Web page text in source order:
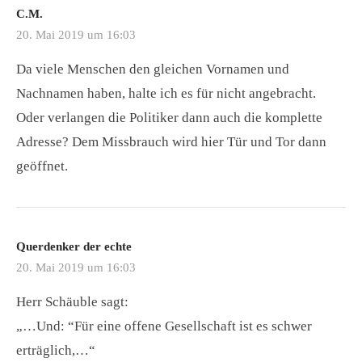
C.M.
20. Mai 2019 um 16:03
Da viele Menschen den gleichen Vornamen und
Nachnamen haben, halte ich es für nicht angebracht.
Oder verlangen die Politiker dann auch die komplette
Adresse? Dem Missbrauch wird hier Tür und Tor dann
geöffnet.
Querdenker der echte
20. Mai 2019 um 16:03
Herr Schäuble sagt:
„…Und: “Für eine offene Gesellschaft ist es schwer
erträglich,…“